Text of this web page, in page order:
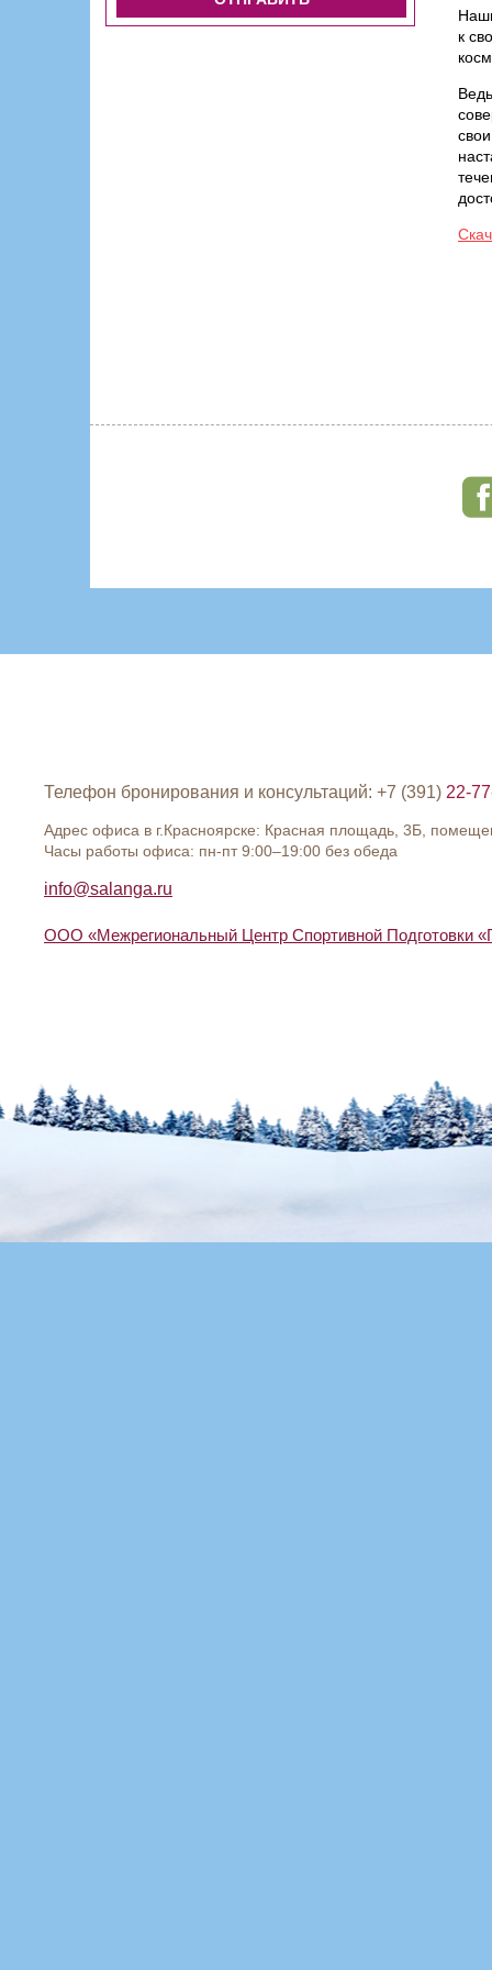
к
Телефон бронирования и консультаций: +7 (391) 22-
Адрес офиса в г.Красноярске: Красная площадь, 3Б,
Часы работы офиса: пн-пт 9:00–19:00 без обеда
info@salanga.ru
ООО «Межрегиональный Центр Спортивной Подготовки